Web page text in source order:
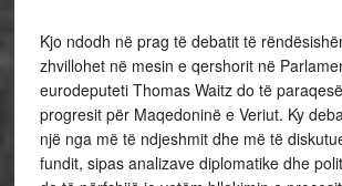
Kjo ndodh në prag të debatit të
zhvillohet në mesin e qershorit në
eurodeputeti Thomas Waitz do të
progresit për Maqedoninë e Veriut. Ky
një nga më të ndjeshmit dhe më të
fundit, sipas analizave diplomatike dhe